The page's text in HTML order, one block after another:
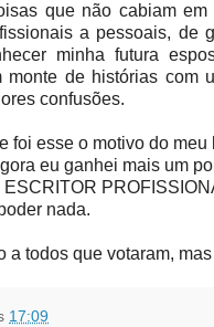
que não cabiam em
a pessoais, de
minha futura
monte de histórias com
confusões.
foi esse o motivo do meu
eu ganhei mais um
nada.
a todos que votaram,
17:09